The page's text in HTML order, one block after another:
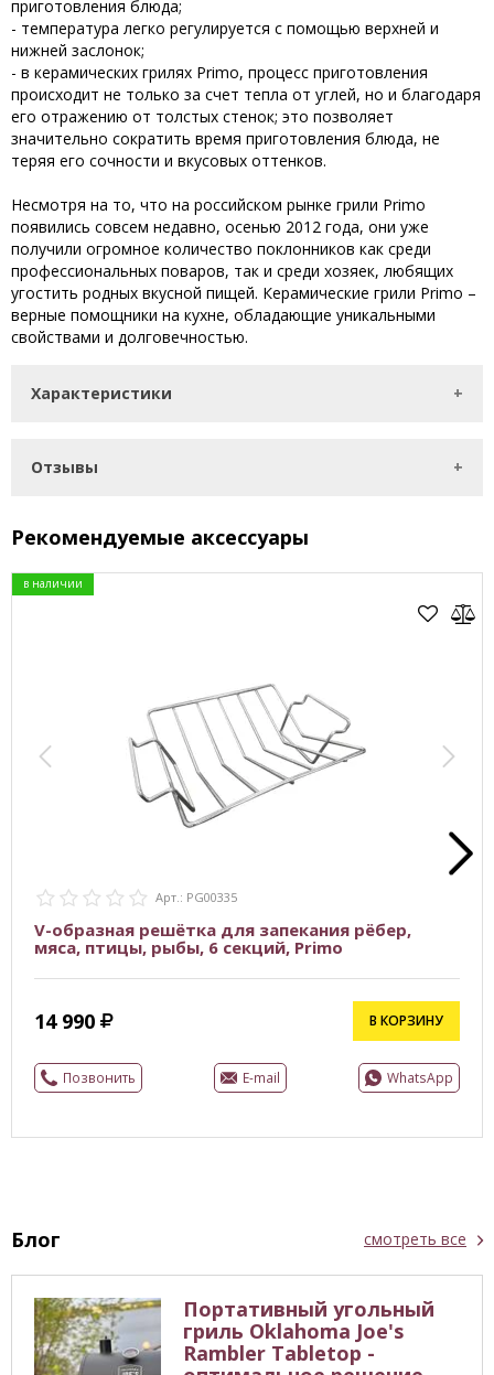
приготовления блюда;
- температура легко регулируется с помощью верхней и
нижней заслонок;
- в керамических грилях Primo, процесс приготовления
происходит не только за счет тепла от углей, но и благодаря
его отражению от толстых стенок; это позволяет
значительно сократить время приготовления блюда, не
теряя его сочности и вкусовых оттенков.
Несмотря на то, что на российском рынке грили Primo
появились совсем недавно, осенью 2012 года, они уже
получили огромное количество поклонников как среди
профессиональных поваров, так и среди хозяек, любящих
угостить родных вкусной пищей. Керамические грили Primo –
верные помощники на кухне, обладающие уникальными
свойствами и долговечностью.
Характеристики
Отзывы
Рекомендуемые аксессуары
в наличии
Арт.: PG00335
V-образная решётка для запекания рёбер,
мяса, птицы, рыбы, 6 секций, Primo
14 990 В КОРЗИНУ
Позвонить E-mail WhatsApp
Блог смотреть все
Портативный угольный
гриль Oklahoma Joe's
Rambler Tabletop -